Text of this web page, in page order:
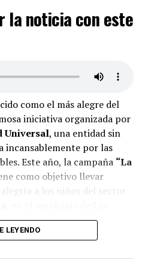
la noticia con este
como el más alegre del
iniciativa organizada por
Universal, una entidad sin
incansablemente por las
Este año, la campaña “La
como objetivo llevar
a los niños del sector
LEYENDO